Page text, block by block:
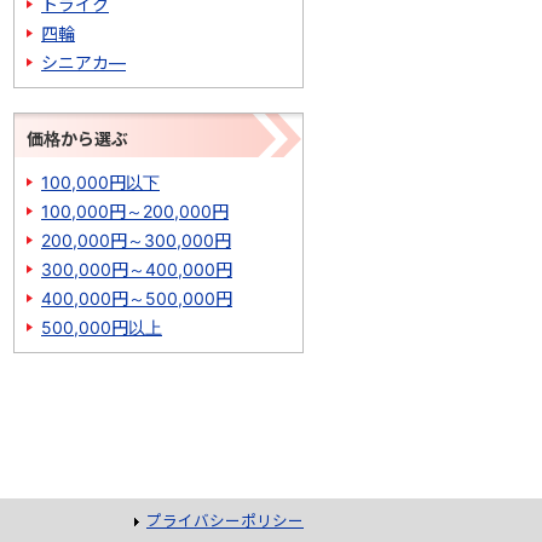
四輪
シニアカ―
価格から選ぶ
100,000円以下
100,000円～200,000円
200,000円～300,000円
300,000円～400,000円
400,000円～500,000円
500,000円以上
プライバシーポリシー